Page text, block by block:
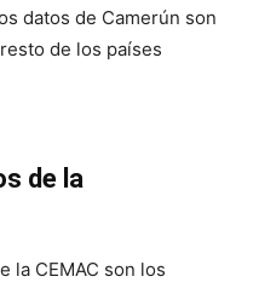
datos de Camerún son
de los países
de la
la CEMAC son los